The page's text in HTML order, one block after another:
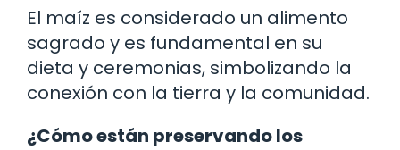
El maíz es considerado un alimento
sagrado y es fundamental en su
dieta y ceremonias, simbolizando la
conexión con la tierra y la comunidad.
¿Cómo están preservando los